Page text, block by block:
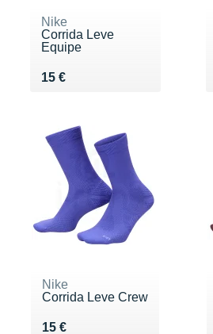
Nike
Corrida Leve
Equipe
15 €
Vendu 15 €
Nike
Corrida Leve Crew
15 €
Vendu 15 €